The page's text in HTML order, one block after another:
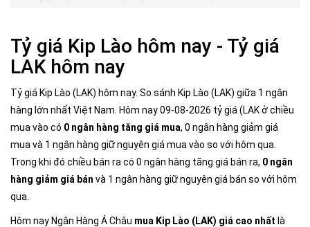
Tỷ giá Kip Lào hôm nay - Tỷ giá
LAK hôm nay
Tỷ giá Kip Lào (LAK) hôm nay. So sánh Kip Lào (LAK) giữa 1 ngân
hàng lớn nhất Việt Nam. Hôm nay 09-08-2026 tỷ giá (LAK ở chiều
mua vào có 0 ngân hàng tăng giá mua, 0 ngân hàng giảm giá
mua và 1 ngân hàng giữ nguyên giá mua vào so với hôm qua.
Trong khi đó chiều bán ra có 0 ngân hàng tăng giá bán ra, 0 ngân
hàng giảm giá bán và 1 ngân hàng giữ nguyên giá bán so với hôm
qua.
Hôm nay Ngân Hàng Á Châu mua Kip Lào (LAK) giá cao nhất là